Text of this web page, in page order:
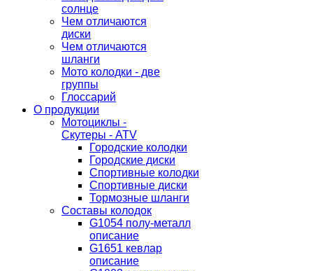
солнце
Чем отличаются
диски
Чем отличаются
шланги
Мото колодки - две
группы
Глоссарий
О продукции
Мотоциклы -
Скутеры - ATV
Городские колодки
Городские диски
Спортивные колодки
Спортивные диски
Тормозные шланги
Составы колодок
G1054 полу-металл
описание
G1651 кевлар
описание